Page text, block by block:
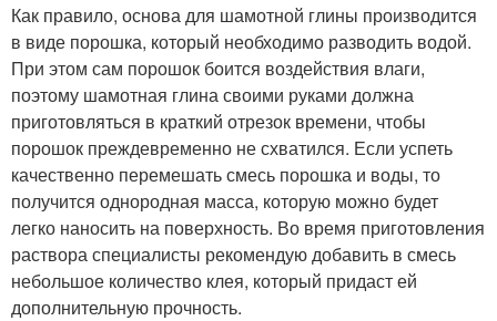
Как правило, основа для шамотной глины производится
в виде порошка, который необходимо разводить водой.
При этом сам порошок боится воздействия влаги,
поэтому шамотная глина своими руками должна
приготовляться в краткий отрезок времени, чтобы
порошок преждевременно не схватился. Если успеть
качественно перемешать смесь порошка и воды, то
получится однородная масса, которую можно будет
легко наносить на поверхность. Во время приготовления
раствора специалисты рекомендую добавить в смесь
небольшое количество клея, который придаст ей
дополнительную прочность.